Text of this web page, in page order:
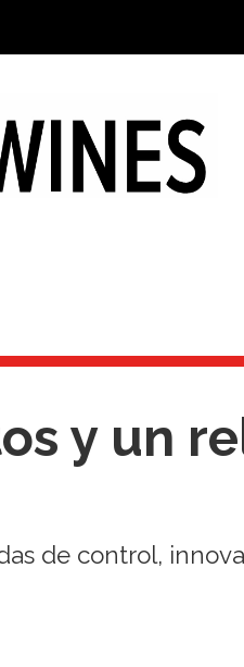
y un
de control,